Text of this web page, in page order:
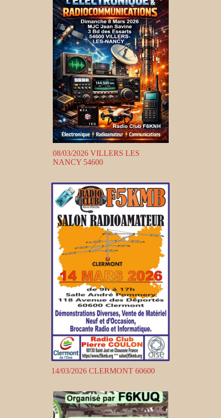
08/03/2026 VILLERS LES
NANCY 54600
14/03/2026 CLERMONT 60600